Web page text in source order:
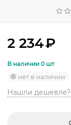
2 234₽
В наличии 0 шт
нет в наличии
Нашли дешевле?
ОФИСНОЕ
ЛАМПОЧКИ